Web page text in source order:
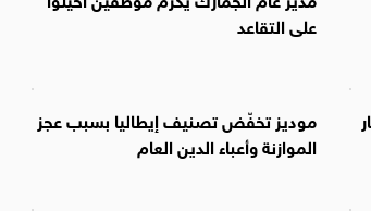
على التقاعد
موديز تخفّض تصنيف إيطاليا بسبب عجز
الموازنة وأعباء الدين العام